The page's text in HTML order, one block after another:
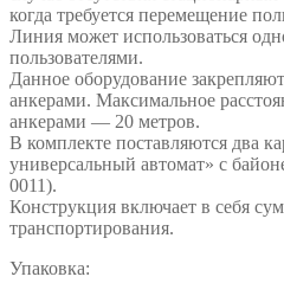
когда требуется перемещение
Линия может использоваться
пользователями.
Данное оборудование
анкерами. Максимальное
анкерами — 20 метров.
В комплекте поставляются два
универсальный автомат» с
0011).
Конструкция включает в себя
транспортирования.
Упаковка: